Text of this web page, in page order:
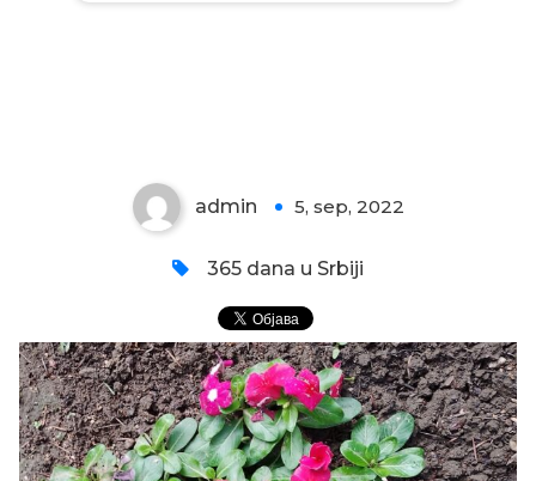
admin 5, sep, 2022
365 dana u Srbiji